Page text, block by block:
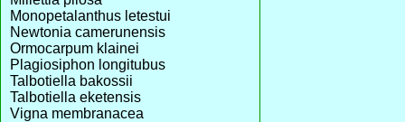
Monopetalanthus letestui
Newtonia camerunensis
Ormocarpum klainei
Plagiosiphon longitubus
Talbotiella bakossii
Talbotiella eketensis
Vigna membranacea